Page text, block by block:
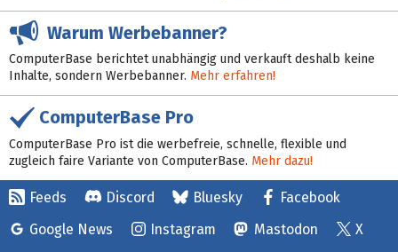
Warum Werbebanner?
ComputerBase berichtet unabhängig und verkauft deshalb keine
Inhalte, sondern Werbebanner. Mehr erfahren!
ComputerBase Pro
ComputerBase Pro ist die werbefreie, schnelle, flexible und
zugleich faire Variante von ComputerBase. Mehr dazu!
Feeds Discord Bluesky
Facebook
Google News
Instagram Mastodon X